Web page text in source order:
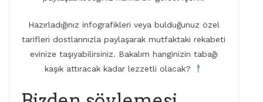
Hazırladığınız infografikleri veya bulduğunuz özel
tarifleri dostlarınızla paylaşarak mutfaktaki rekabeti
evinize taşıyabilirsiniz. Bakalım hanginizin tabağı
kaşık attıracak kadar lezzetli olacak?